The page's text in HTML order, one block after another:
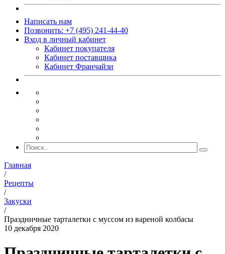
Написать нам
Позвонить: +7 (495) 241-44-40
Вход в личный кабинет
Кабинет покупателя
Кабинет поставщика
Кабинет Франчайзи
Главная
/
Рецепты
/
Закуски
/
Праздничные тарталетки с муссом из вареной колбасы
10 декабря 2020